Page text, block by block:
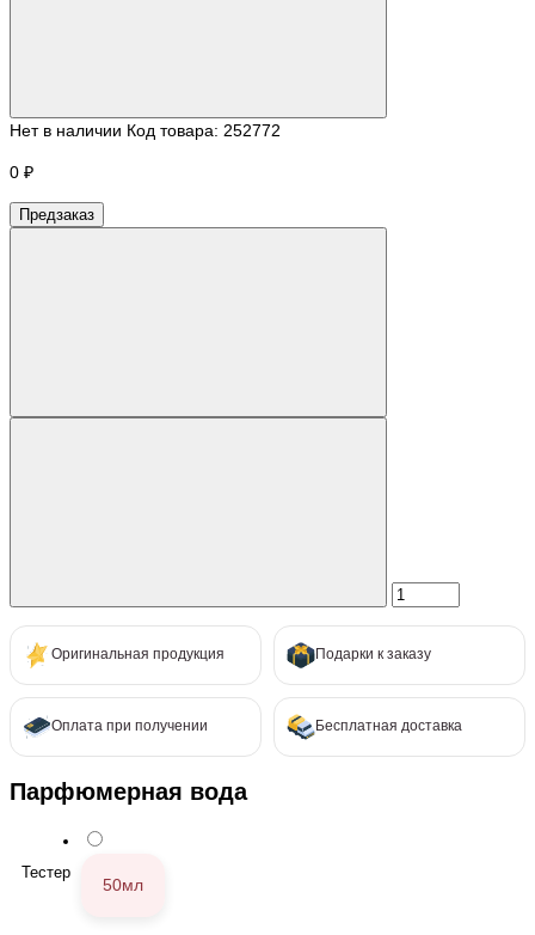
Нет в наличии Код товара: 252772
0 ₽
Предзаказ
Оригинальная продукция Подарки к заказу
Оплата при получении Бесплатная доставка
Парфюмерная вода
Тестер
50мл